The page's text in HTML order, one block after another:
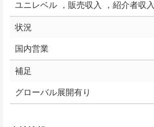
ユニレベル ，販売収入 ，紹介者収入
状況
国内営業
補足
グローバル展開有り